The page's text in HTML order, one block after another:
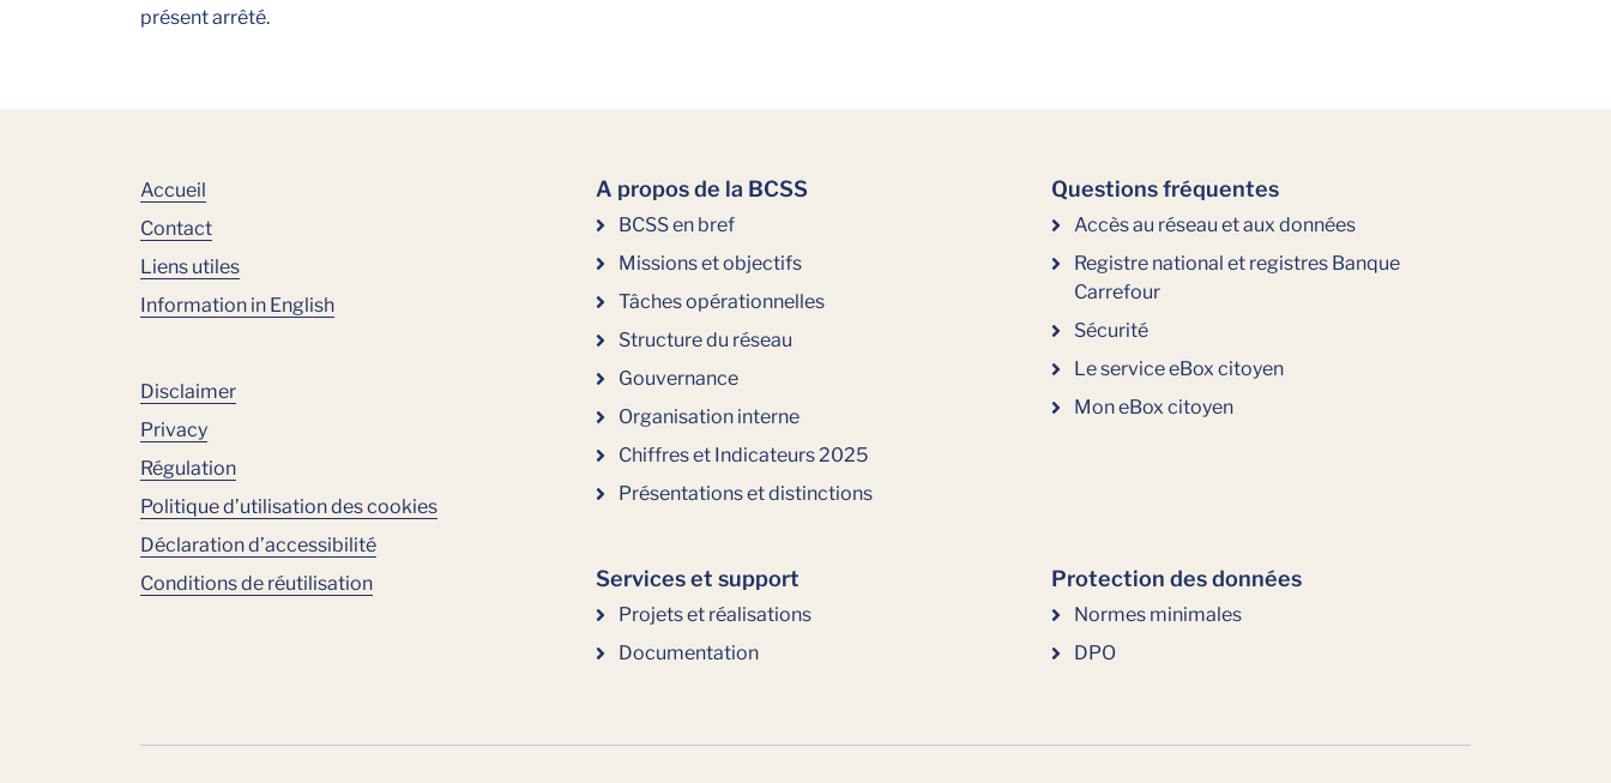
présent arrêté.
Accueil
Contact
Liens utiles
Information in English
Disclaimer
Privacy
Régulation
Politique d’utilisation des cookies
Déclaration d’accessibilité
Conditions de réutilisation
A propos de la BCSS
BCSS en bref
Missions et objectifs
Tâches opérationnelles
Structure du réseau
Gouvernance
Organisation interne
Chiffres et Indicateurs 2025
Présentations et distinctions
Questions fréquentes
Accès au réseau et aux données
Registre national et registres Banque
Carrefour
Sécurité
Le service eBox citoyen
Mon eBox citoyen
Services et support
Projets et réalisations
Documentation
Protection des données
Normes minimales
DPO